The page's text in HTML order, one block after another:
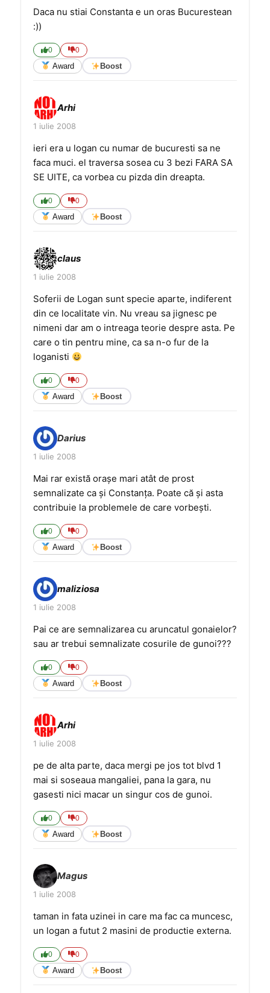
Daca nu stiai Constanta e un oras Bucurestean
:))
0 0
Award Boost
Arhi
1 iulie 2008
ieri era u logan cu numar de bucuresti sa ne
faca muci. el traversa sosea cu 3 bezi FARA SA
SE UITE, ca vorbea cu pizda din dreapta.
0 0
Award Boost
claus
1 iulie 2008
Soferii de Logan sunt specie aparte, indiferent
din ce localitate vin. Nu vreau sa jignesc pe
nimeni dar am o intreaga teorie despre asta. Pe
care o tin pentru mine, ca sa n-o fur de la
loganisti
0 0
Award Boost
Darius
1 iulie 2008
Mai rar există oraşe mari atât de prost
semnalizate ca şi Constanţa. Poate că şi asta
contribuie la problemele de care vorbeşti.
0 0
Award Boost
maliziosa
1 iulie 2008
Pai ce are semnalizarea cu aruncatul gonaielor?
sau ar trebui semnalizate cosurile de gunoi???
0 0
Award Boost
Arhi
1 iulie 2008
pe de alta parte, daca mergi pe jos tot blvd 1
mai si soseaua mangaliei, pana la gara, nu
gasesti nici macar un singur cos de gunoi.
0 0
Award Boost
Magus
1 iulie 2008
taman in fata uzinei in care ma fac ca muncesc,
un logan a futut 2 masini de productie externa.
0 0
Award Boost